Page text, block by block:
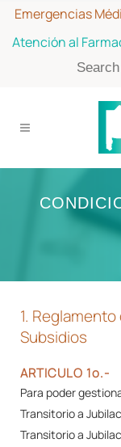
Emergencias
Atención al
1.
Subsidios
ARTICULO 1º.-
Para poder
Transitorio a
Transitorio a